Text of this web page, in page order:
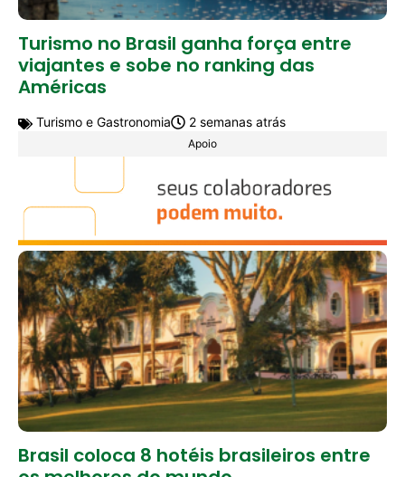
Turismo no Brasil ganha força entre
viajantes e sobe no ranking das
Américas
Turismo e Gastronomia 2 semanas atrás
Apoio
Brasil coloca 8 hotéis brasileiros entre